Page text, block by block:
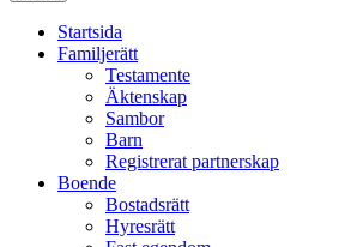
Startsida
Familjerätt
Testamente
Äktenskap
Sambor
Barn
Registrerat partnerskap
Boende
Bostadsrätt
Hyresrätt